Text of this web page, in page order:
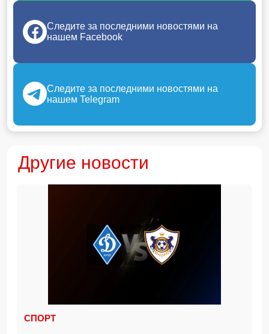
Следите за последними новостями на
нашем Facebook
Следите за последними новостями на
нашем Telegram
Другие новости
СПОРТ